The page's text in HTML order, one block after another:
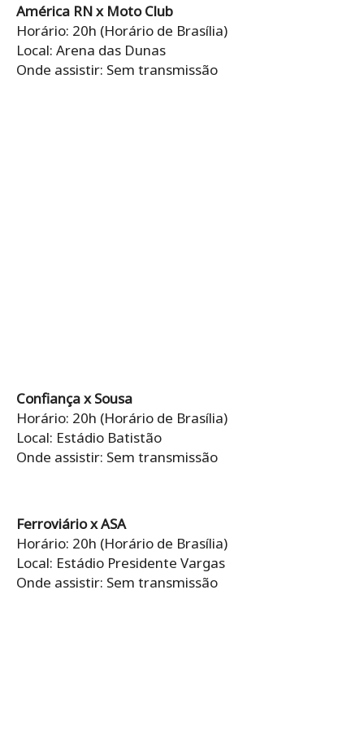
América RN x Moto Club
Horário: 20h (Horário de Brasília)
Local: Arena das Dunas
Onde assistir: Sem transmissão
Confiança x Sousa
Horário: 20h (Horário de Brasília)
Local: Estádio Batistão
Onde assistir: Sem transmissão
Ferroviário x ASA
Horário: 20h (Horário de Brasília)
Local: Estádio Presidente Vargas
Onde assistir: Sem transmissão